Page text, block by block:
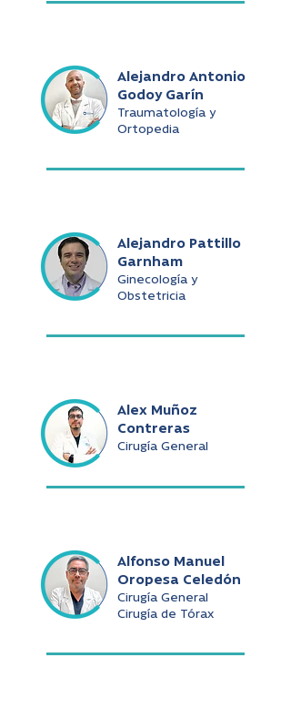
Alejandro Antonio
Godoy Garín
Traumatología y
Ortopedia
Alejandro Pattillo
Garnham
Ginecología y
Obstetricia
Alex Muñoz
Contreras
Cirugía General
Alfonso Manuel
Oropesa Celedón
Cirugía General
Cirugía de Tórax